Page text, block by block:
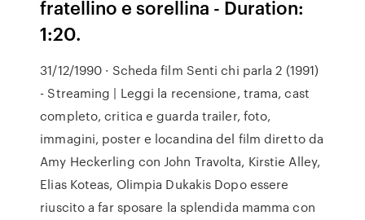
fratellino e sorellina - Duration:
1:20.
31/12/1990 · Scheda film Senti chi parla 2 (1991)
- Streaming | Leggi la recensione, trama, cast
completo, critica e guarda trailer, foto,
immagini, poster e locandina del film diretto da
Amy Heckerling con John Travolta, Kirstie Alley,
Elias Koteas, Olimpia Dukakis Dopo essere
riuscito a far sposare la splendida mamma con